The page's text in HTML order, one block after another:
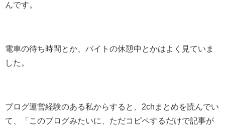
んです。
電車の待ち時間とか、バイトの休憩中とかはよく見ていま
した。
ブログ運営経験のある私からすると、2chまとめを読んでい
て、「このブログみたいに、ただコピペするだけで記事が